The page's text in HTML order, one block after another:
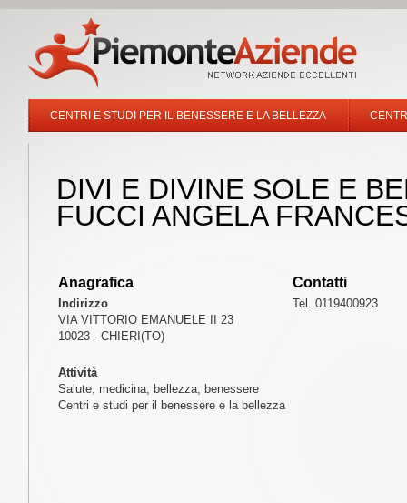
CENTRI E STUDI PER IL BENESSERE E LA BELLEZZA
DIVI E DIVINE SOLE E
FUCCI ANGELA
Anagrafica
Indirizzo
VIA VITTORIO EMANUELE II 23
10023 - CHIERI(TO)
Contatti
Tel. 0119400923
Attività
Salute, medicina, bellezza, benessere
Centri e studi per il benessere e la bellezza